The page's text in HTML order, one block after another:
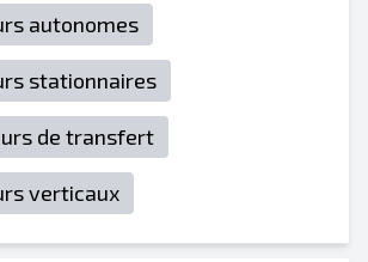
autonomes
stationnaires
de transfert
verticaux